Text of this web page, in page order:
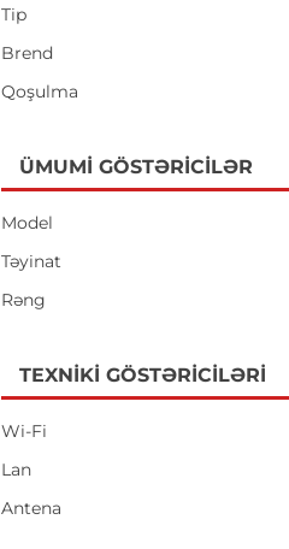
Tip
Brend
Qoşulma
ÜMUMI GÖSTƏRICILƏR
Model
Təyinat
Rəng
TEXNIKI GÖSTƏRICILƏRI
Wi-Fi
Lan
Antena